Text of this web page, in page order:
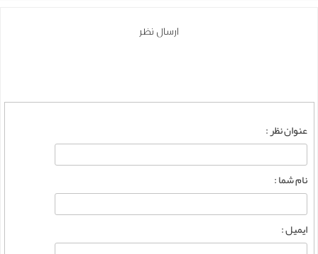
ارسال نظر
عنوان نظر :
نام شما :
ایمیل :